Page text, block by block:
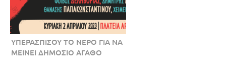
ΥΠΕΡΑΣΠΙΣΟΥ ΤΟ ΝΕΡΟ ΓΙΑ ΝΑ
ΜΕΙΝΕΙ ΔΗΜΟΣΙΟ ΑΓΑΘΟ